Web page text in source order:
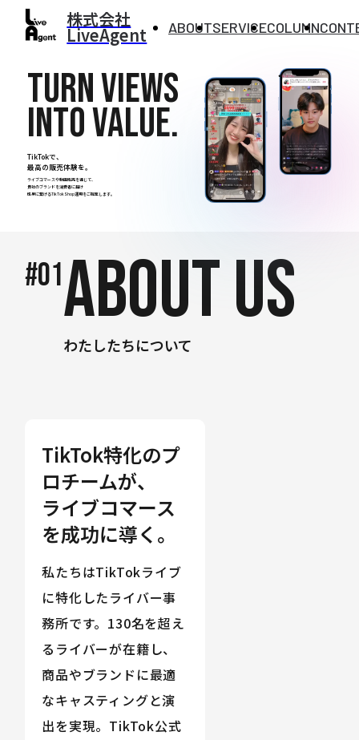
株式会社
LiveAgent ABOUTSERVICECOLUMN
Turn views
into value.
TikTokで、
最高の販売体験を。
ライブコマースや動画販売を通じて、
貴社のブランドを消費者に届け
成果に繋げるTikTokShop運用をご提案します。
#01ABOUT US
わたしたちについて
TikTok特化のプ
ロチームが、
ライブコマース
を成功に導く。
私たちはTikTokライブ
に特化したライバー事
務所です。130名を超え
るライバーが在籍し、
商品やブランドに最適
なキャスティングと演
出を実現。TikTok公式